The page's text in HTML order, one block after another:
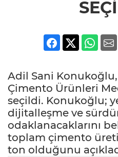
Adil Sani
Çimento Ürünleri
seçildi. Konukoğlu;
dijitalleşme ve
odaklanacaklarını
toplam çimento
ton olduğunu